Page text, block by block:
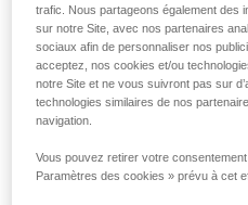
trafic. Nous partageons également des
sur notre Site, avec nos partenaires
sociaux afin de personnaliser nos
acceptez, nos cookies et/ou
notre Site et ne vous suivront pas sur
technologies similaires de nos
navigation.
Vous pouvez retirer votre
Paramètres des cookies » prévu à cet